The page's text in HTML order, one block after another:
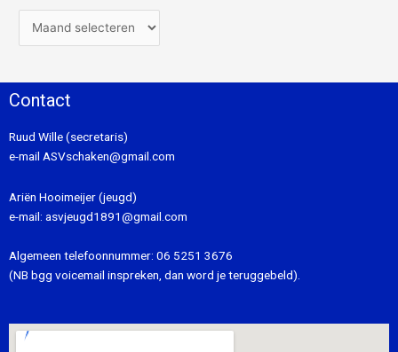
Contact
Ruud Wille (secretaris)
e-mail ASVschaken@gmail.com
Ariën Hooimeijer (jeugd)
e-mail: asvjeugd1891@gmail.com
Algemeen telefoonnummer: 06 5251 3676
(NB bgg voicemail inspreken, dan word je teruggebeld).